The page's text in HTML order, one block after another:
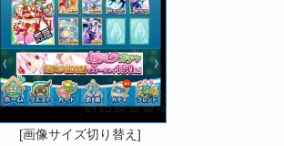
[画像サイズ切り替え]